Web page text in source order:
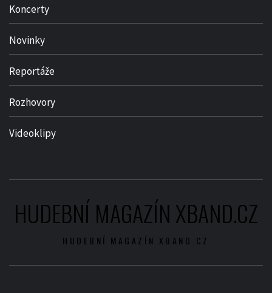
Koncerty
Novinky
Reportáže
Rozhovory
Videoklipy
HUDEBNÍ MAGAZÍN XBAND.CZ
HUDEBNÍ MAGAZÍN XBAND.CZ